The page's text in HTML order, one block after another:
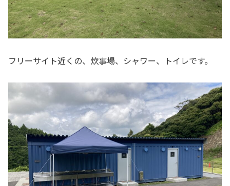
フリーサイト近くの、炊事場、シャワー、トイレです。